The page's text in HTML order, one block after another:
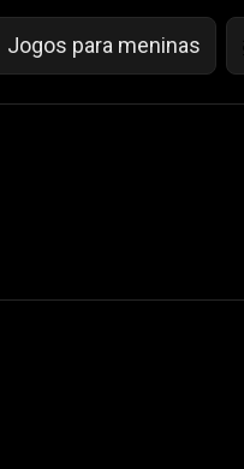
Jogos para meninas